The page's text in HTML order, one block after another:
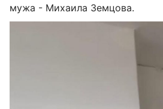
мужа - Михаила Земцова.